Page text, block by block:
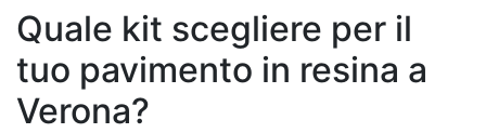
Quale kit scegliere per il
tuo pavimento in resina a
Verona?